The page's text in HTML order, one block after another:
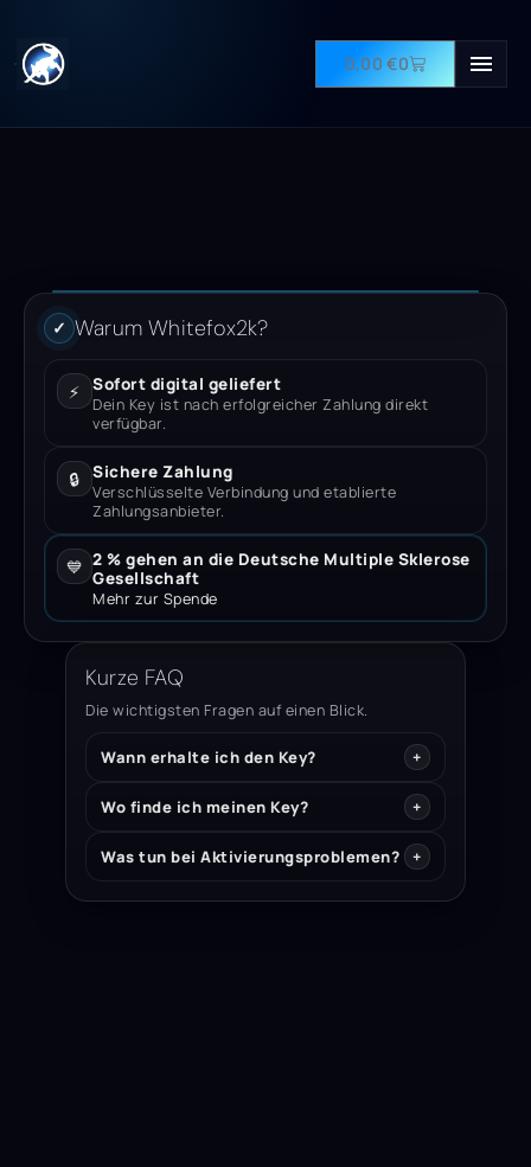
0,00€0
✓ Warum Whitefox2k?
⚡ Sofort digital geliefert
Dein Key ist nach erfolgreicher Zahlung direkt
verfügbar.
🔒 Sichere Zahlung
Verschlüsselte Verbindung und etablierte
Zahlungsanbieter.
💙 2 % gehen an die Deutsche Multiple Sklerose
Gesellschaft
Mehr zur Spende
Kurze FAQ
Die wichtigsten Fragen auf einen Blick.
Wann erhalte ich den Key?
Wo finde ich meinen Key?
Was tun bei Aktivierungsproblemen?